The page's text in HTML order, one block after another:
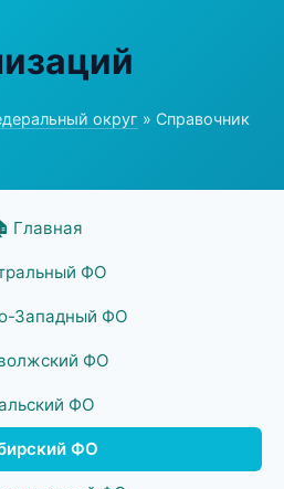
округ » Справочник
Главная
ФО
Западный ФО
ФО
ФО
ФО